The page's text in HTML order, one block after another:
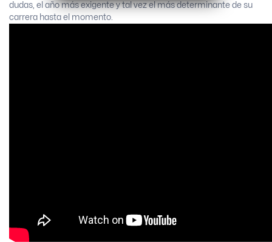
dudas, el año más exigente y tal vez el más determinante de su
carrera hasta el momento.